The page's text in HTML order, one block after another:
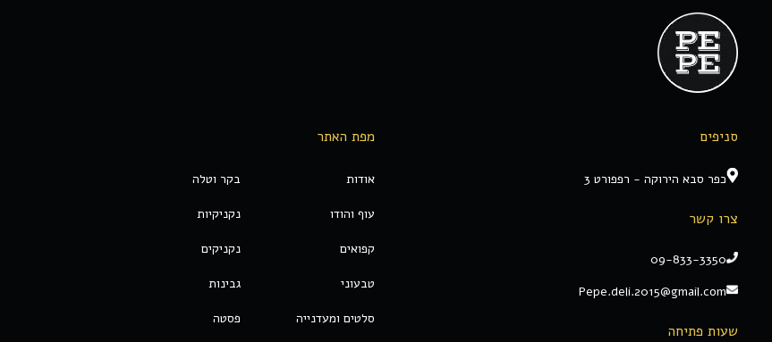
סניפים
כפר סבא הירוקה - רפפורט 3
צרו קשר
09-833-3350
Pepe.deli.2015@gmail.com
שעות פתיחה
מפת האתר
אודות בקר וטלה
עוף והודו נקניקיות
קפואים נקניקים
טבעוני גבינות
סלטים ומעדנייה פסטה